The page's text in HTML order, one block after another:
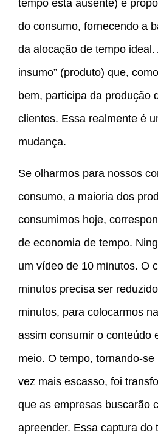
tempo está ausente) e
do consumo, fornecendo a
da alocação de tempo ideal.
insumo” (produto) que,
bem, participa da produção
clientes. Essa realmente é
mudança.
Se olharmos para nossos
consumo, a maioria dos
consumimos hoje,
de economia de tempo.
um vídeo de 10 minutos. O
minutos precisa ser
minutos, para colocarmos
assim consumir o conteúdo
meio. O tempo, tornando-
vez mais escasso, foi
que as empresas buscarão
apreender. Essa captura do